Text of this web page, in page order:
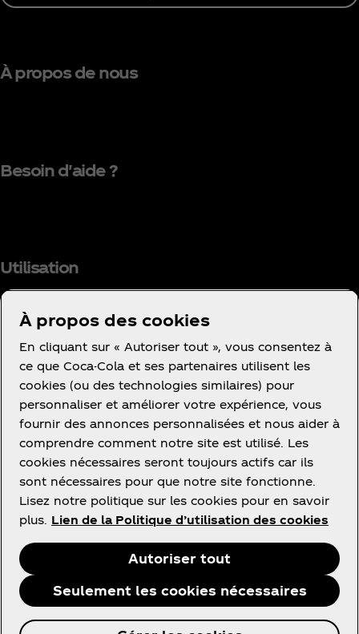
À propos de nous
Besoin d'aide ?
Utilisation
Facebook
Instagram
Youtube
Ce site vous propose des contenus et des
promotions à propos des marques, des produits et
des activités des sociétés du groupe The Coca‑Cola
France.
© 2026 The Coca‑Cola Company. Tous Droits
À propos des cookies
En cliquant sur « Autoriser tout », vous consentez à
ce que Coca-Cola et ses partenaires utilisent les
cookies (ou des technologies similaires) pour
personnaliser et améliorer votre expérience, vous
fournir des annonces personnalisées et nous aider à
comprendre comment notre site est utilisé. Les
cookies nécessaires seront toujours actifs car ils
sont nécessaires pour que notre site fonctionne.
Lisez notre politique sur les cookies pour en savoir
plus. Lien de la Politique d’utilisation des cookies
Autoriser tout
Seulement les cookies nécessaires